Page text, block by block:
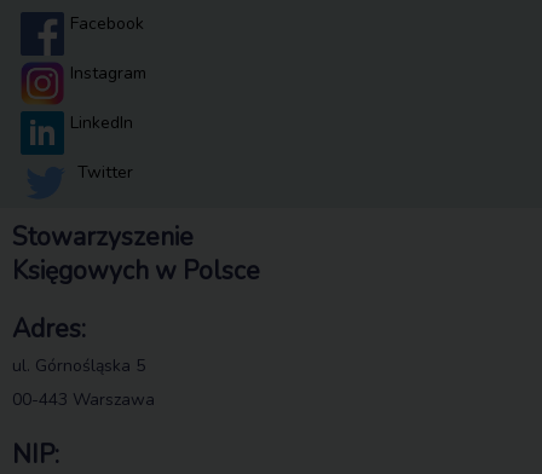
Facebook
Instagram
LinkedIn
Twitter
Stowarzyszenie
Księgowych w Polsce
Adres:
ul. Górnośląska 5
00-443 Warszawa
NIP: